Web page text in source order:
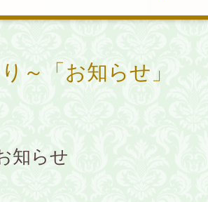
～「お知らせ」
知らせ